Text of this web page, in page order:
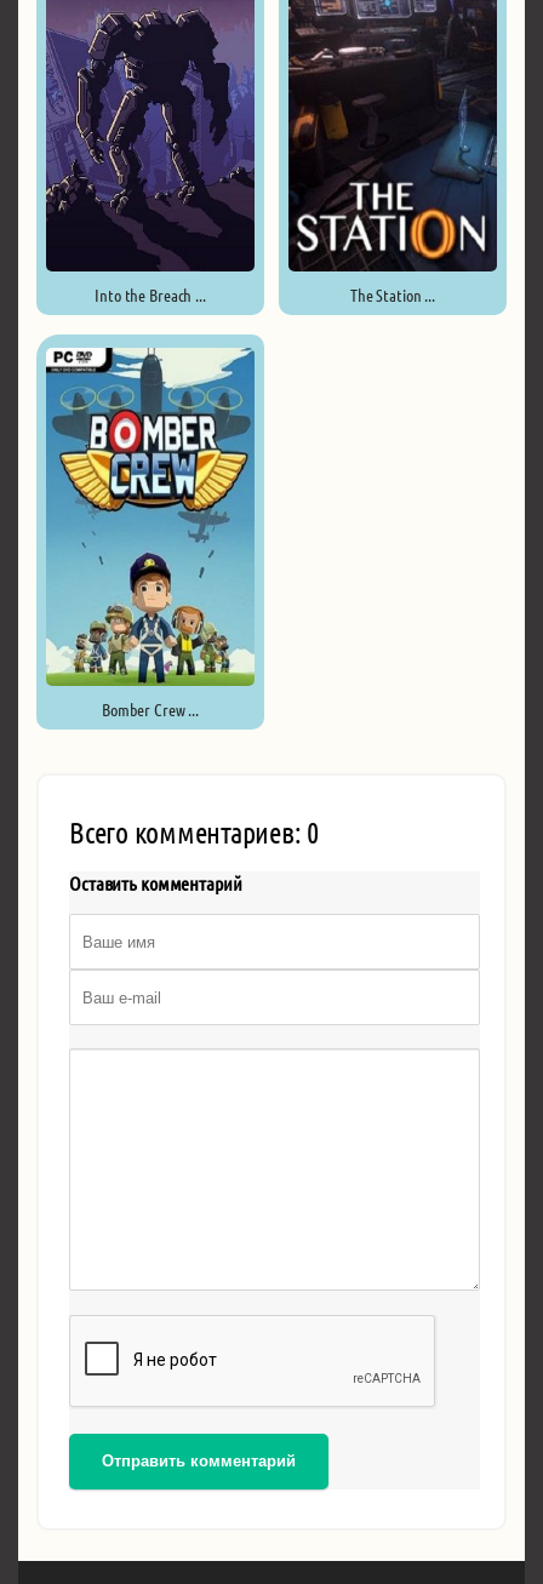
Into the Breach ... The Station ...
Bomber Crew ...
Всего комментариев: 0
Оставить комментарий
Отправить комментарий